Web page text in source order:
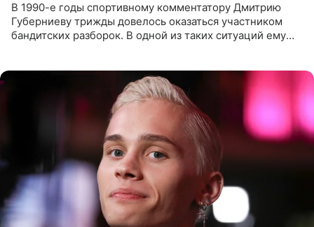
В 1990-е годы спортивному комментатору Дмитрию
Губерниеву трижды довелось оказаться участником
бандитских разборок. В одной из таких ситуаций ему